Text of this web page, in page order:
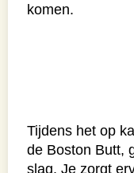
komen.
Tijdens het op
de Boston Butt,
slag. Je zorgt